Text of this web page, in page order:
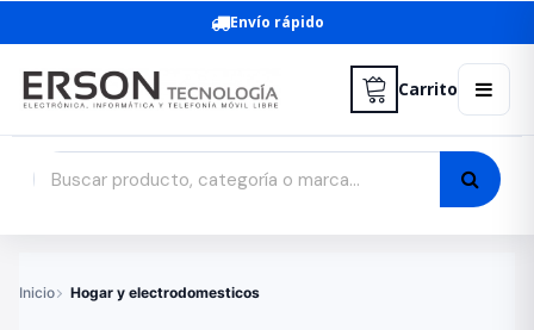
Envío rápido
Carrito
Inicio Hogar y electrodomesticos